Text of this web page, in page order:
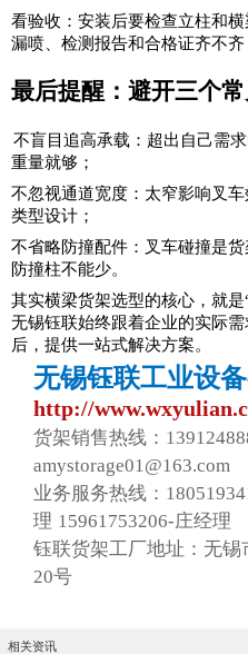
看验收：安装后要检查立柱和
漏喷、检测报告和合格证齐不齐
最后提醒：避开三个
不盲目追高承载：超出自己需
重量就够；
不忽视通道宽度：太窄影响叉
类型设计；
不省略防撞配件：叉车碰撞是
防撞柱不能少。
其实横梁货架选型的核心，就是
无锡钰联始终跟着企业的实际
后，提供一站式解决方案。
无锡钰联工业设
http://
货架销售热线：
amystorage01@163.com
业务服务热线：
理 15961753206-庄经理
钰联货架工厂地址：无
20号
相关资讯